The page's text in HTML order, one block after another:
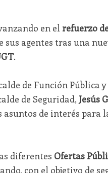
en el refuerzo
agentes tras una
.
de Función Pública y
de Seguridad, Jesús
de interés para
diferentes Ofertas
con el objetivo de